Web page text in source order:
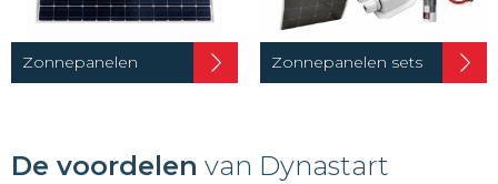
Zonnepanelen Zonnepanelen sets
De voordelen van Dynastart